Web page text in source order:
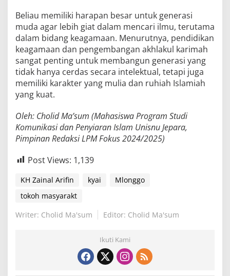
Beliau memiliki harapan besar untuk generasi
muda agar lebih giat dalam mencari ilmu, terutama
dalam bidang keagamaan. Menurutnya, pendidikan
keagamaan dan pengembangan akhlakul karimah
sangat penting untuk membangun generasi yang
tidak hanya cerdas secara intelektual, tetapi juga
memiliki karakter yang mulia dan ruhiah Islamiah
yang kuat.
Oleh: Cholid Ma’sum (Mahasiswa Program Studi
Komunikasi dan Penyiaran Islam Unisnu Jepara,
Pimpinan Redaksi LPM Fokus 2024/2025)
Post Views: 1,139
KH Zainal Arifin kyai
Mlonggo
tokoh masyarakt
Writer: Cholid Ma'sum
Editor: Cholid Ma'sum
Ikuti Kami